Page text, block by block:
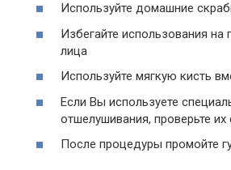
Используйте домашние
Избегайте использования на
лица
Используйте мягкую кисть
Если Вы используете
отшелушивания, проверьте их
После процедуры промойте